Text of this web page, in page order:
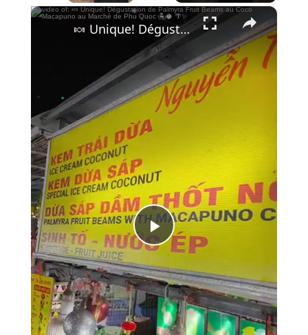
×
Play
Video
🍬 Unique! Dégustation de Palmyra Fruit Beams au Coco Macapuno au Marché de Phu Quoc 🏝️🥥 🌴✨